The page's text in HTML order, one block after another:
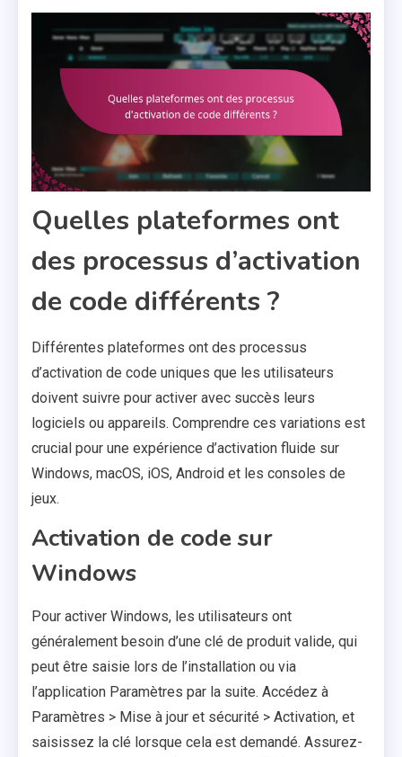
Quelles plateformes ont
des processus d’activation
de code différents ?
Différentes plateformes ont des processus
d’activation de code uniques que les utilisateurs
doivent suivre pour activer avec succès leurs
logiciels ou appareils. Comprendre ces variations est
crucial pour une expérience d’activation fluide sur
Windows, macOS, iOS, Android et les consoles de
jeux.
Activation de code sur
Windows
Pour activer Windows, les utilisateurs ont
généralement besoin d’une clé de produit valide, qui
peut être saisie lors de l’installation ou via
l’application Paramètres par la suite. Accédez à
Paramètres > Mise à jour et sécurité > Activation, et
saisissez la clé lorsque cela est demandé. Assurez-